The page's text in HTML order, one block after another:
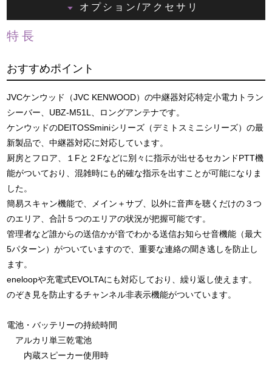
オプション/アクセサリ
特長
おすすめポイント
JVCケンウッド（JVC KENWOOD）の中継器対応特定小電力トラン
シーバー、UBZ-M51L、ロングアンテナです。
ケンウッドのDEITOSSminiシリーズ（デミトスミニシリーズ）の最
新製品で、中継器対応に対応しています。
厨房とフロア、１Fと２Fなどに別々に指示が出せるセカンドPTT機
能がついており、混雑時にも的確な指示を出すことが可能になりま
した。
簡易スキャン機能で、メイン＋サブ、以外に音声を聴くだけの３つ
のエリア、合計５つのエリアの状況が把握可能です。
管理者など誰からの送信かが音でわかる送信お知らせ音機能（最大
5パターン）がついていますので、重要な連絡の聞き逃しを防止し
ます。
eneloopや充電式EVOLTAにも対応しており、繰り返し使えます。
のぞき見を防止するチャンネル非表示機能がついています。
電池・バッテリーの持続時間
アルカリ単三乾電池
内蔵スピーカー使用時